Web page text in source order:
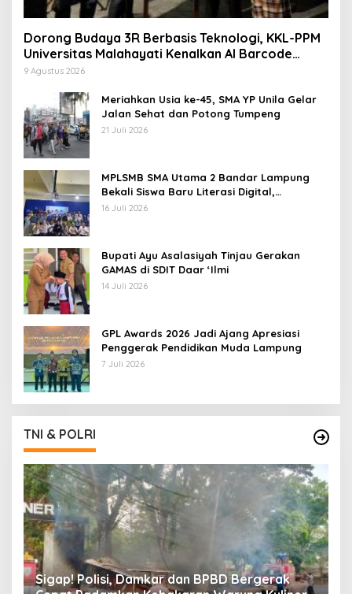
Dorong Budaya 3R Berbasis Teknologi, KKL-PPM
Universitas Malahayati Kenalkan AI Barcode
untuk Edukasi Sampah
9 Agustus 2026
Meriahkan Usia ke-45, SMA YP Unila Gelar
Jalan Sehat dan Potong Tumpeng
21 Juli 2026
MPLSMB SMA Utama 2 Bandar Lampung
Bekali Siswa Baru Literasi Digital,
Jurnalistik, dan Etika Bermedia Sosial
16 Juli 2026
Bupati Ayu Asalasiyah Tinjau Gerakan
GAMAS di SDIT Daar ‘Ilmi
14 Juli 2026
GPL Awards 2026 Jadi Ajang Apresiasi
Penggerak Pendidikan Muda Lampung
7 Juli 2026
TNI & POLRI
Sigap! Polisi, Damkar dan BPBD Bergerak